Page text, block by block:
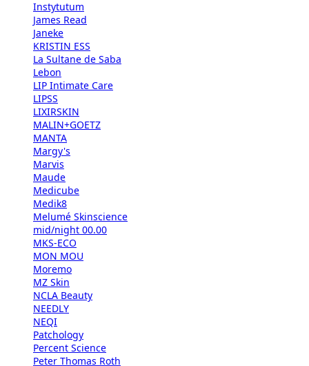
Instytutum
James Read
Janeke
KRISTIN ESS
La Sultane de Saba
Lebon
LIP Intimate Care
LIPSS
LIXIRSKIN
MALIN+GOETZ
MANTA
Margy's
Marvis
Maude
Medicube
Medik8
Melumé Skinscience
mid/night 00.00
MKS-ECO
MON MOU
Moremo
MZ Skin
NCLA Beauty
NEEDLY
NEQI
Patchology
Percent Science
Peter Thomas Roth